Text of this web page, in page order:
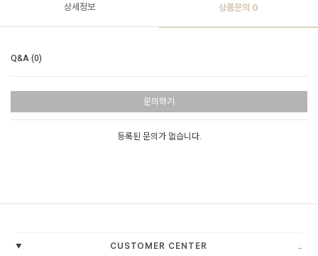
상세정보 상품문의 0
Q&A (0)
문의하기
등록된 문의가 없습니다.
CUSTOMER CENTER -